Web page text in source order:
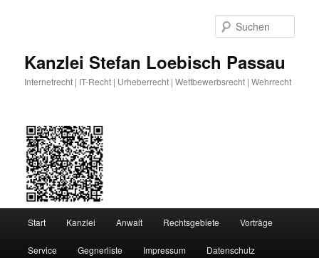
Kanzlei Stefan Loebisch Passau
Internetrecht | IT-Recht | Urheberrecht | Wettbewerbsrecht | Wehrrecht
Start Kanzlei Anwalt Rechtsgebiete Vorträge
Service Gegnerliste Impressum Datenschutz